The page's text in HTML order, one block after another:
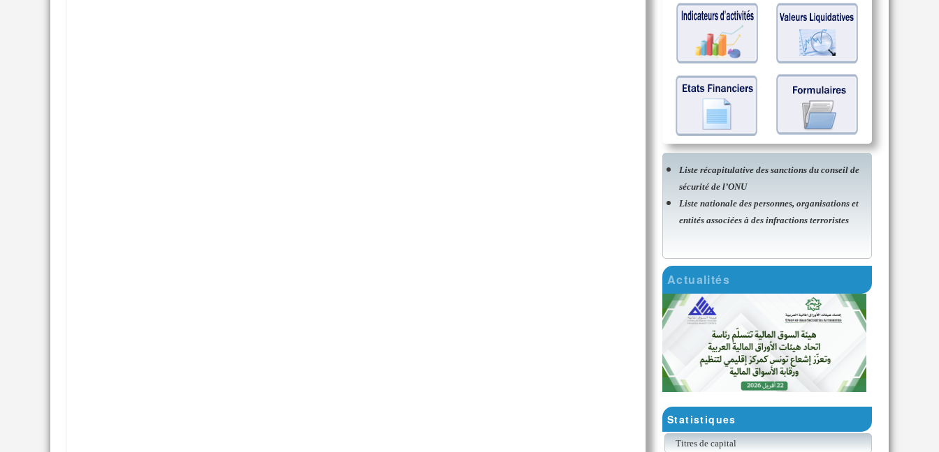
Liste récapitulative des sanctions du conseil de
sécurité de l’ONU
Liste nationale des personnes, organisations et
entités associées à des infractions terroristes
Actualités
Statistiques
Titres de capital